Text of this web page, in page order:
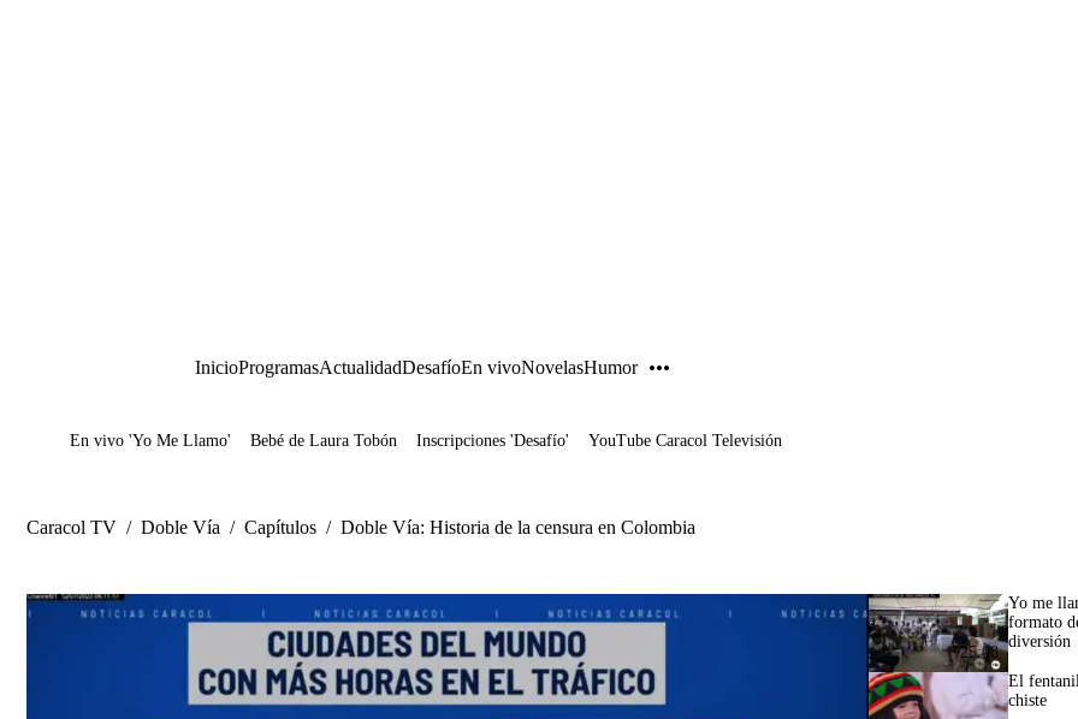
InicioProgramasActualidadDesafíoEn vivoNovelasHumor
Juegos
En vivo 'Yo Me Llamo' Bebé de Laura Tobón Inscripciones 'Desafío' YouTube Caracol Televisión
Caracol TV / Doble Vía / Capítulos / Doble Vía: Historia de la censura en Colombia
25:08
Yo me
formato
diversión
El
chiste